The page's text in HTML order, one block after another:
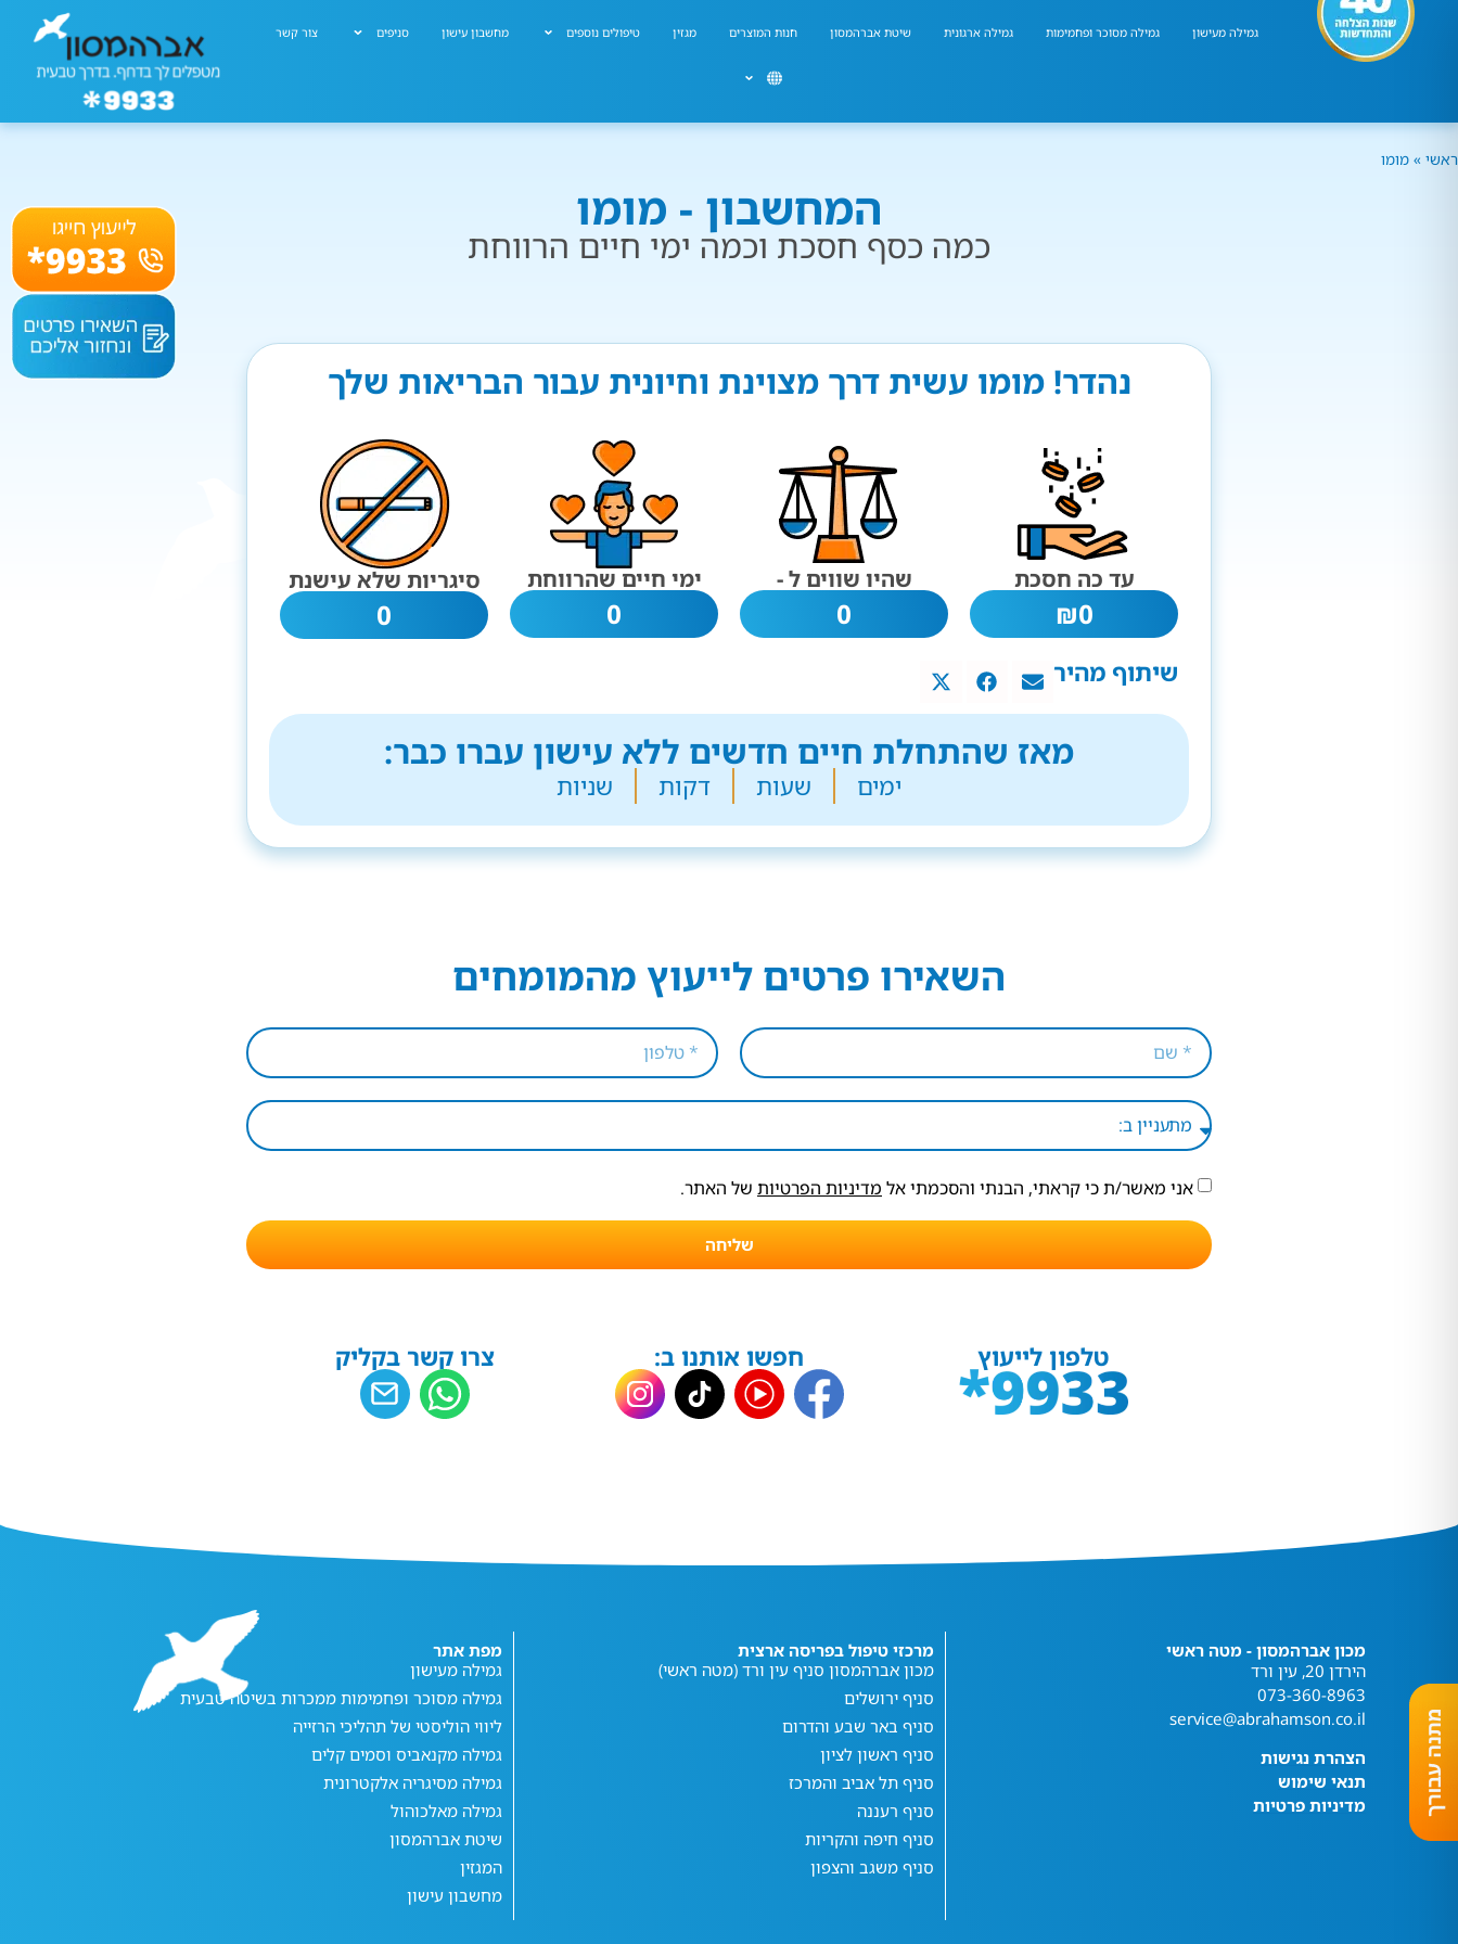
גמילה מעישון גמילה מסוכר ופחמימות גמילה ארגונית שיטת אברהמסון חנות המוצרים מגזין טיפולים נוספים מחשבון עישון סניפים צור קשר
ראשי » מומו
המחשבון - מומו
כמה כסף חסכת וכמה ימי חיים הרווחת
נהדר! מומו עשית דרך מצוינת וחיונית עבור הבריאות שלך
עד כה חסכת
0
₪
שהיו שווים ל -
0
ימי חיים שהרווחת
0
סיגריות שלא עישנת
0
שיתוף מהיר
מאז שהתחלת חיים חדשים ללא עישון עברו כבר:
ימים שעות דקות שניות
השאירו פרטים לייעוץ מהמומחים
אני מאשר/ת כי קראתי, הבנתי והסכמתי אל מדיניות הפרטיות של האתר.
שליחה
טלפון לייעוץ חפשו אותנו ב: צרו קשר בקליק
מכון אברהמסון - מטה ראשי
הירדן 20, עין ורד
073-360-8963
service@abrahamson.co.il
הצהרת נגישות
תנאי שימוש
מדיניות פרטיות
מרכזי טיפול בפריסה ארצית
מכון אברהמסון סניף עין ורד (מטה ראשי)
סניף ירושלים
סניף באר שבע והדרום
סניף ראשון לציון
סניף תל אביב והמרכז
סניף רעננה
סניף חיפה והקריות
סניף משגב והצפון
מפת אתר
גמילה מעישון
גמילה מסוכר ופחמימות ממכרות בשיטה טבעית
ליווי הוליסטי של תהליכי הרזייה
גמילה מקנאביס וסמים קלים
גמילה מסיגריה אלקטרונית
גמילה מאלכוהול
שיטת אברהמסון
המגזין
מחשבון עישון